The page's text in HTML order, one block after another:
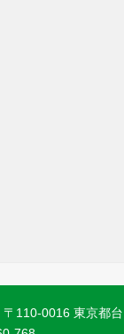
110-0016 東京都台